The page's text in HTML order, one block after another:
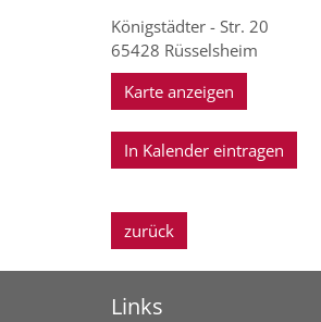
Königstädter - Str. 20
65428 Rüsselsheim
Karte anzeigen
In Kalender eintragen
zurück
Links